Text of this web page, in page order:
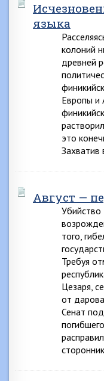
языка
колоний
древней
Европы и
это
Захватив
Август —
Убийство
того,
Требуя
Цезаря,
от
Сенат